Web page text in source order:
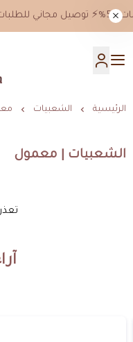
الرئيسية الشعبيات
الشعبيات | معمول